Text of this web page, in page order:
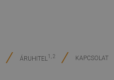
ÁRUHITEL1, 2 KAPCSOLAT